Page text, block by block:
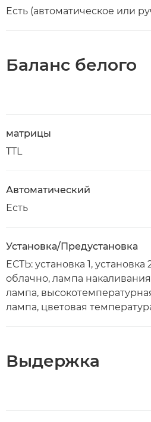
Есть (автоматическое или
Баланс белого
матрицы
TTL
Автоматический
Есть
Установка/Предустановка
ЕСТЬ: установка 1, установка
облачно, лампа
лампа,
лампа, цветовая
Выдержка